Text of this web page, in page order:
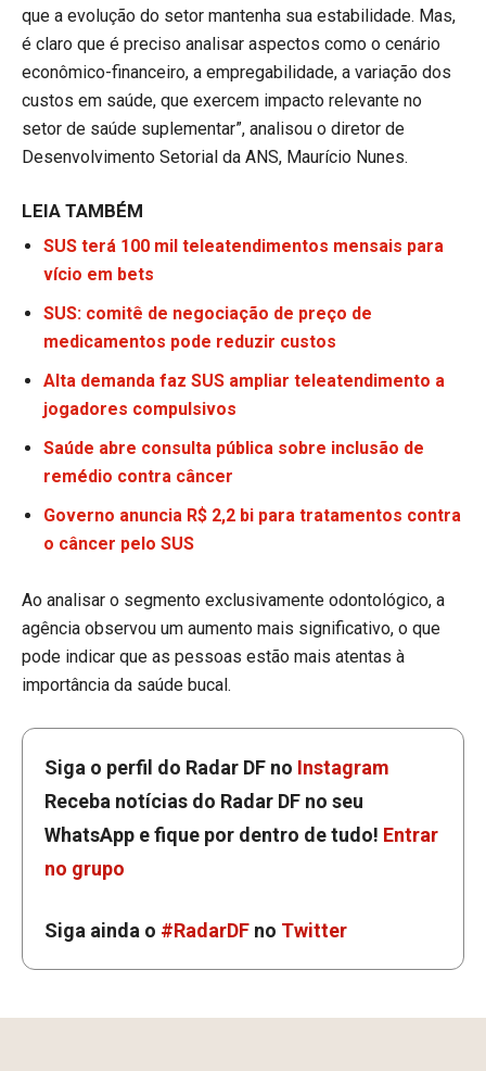
que a evolução do setor mantenha sua estabilidade. Mas,
é claro que é preciso analisar aspectos como o cenário
econômico-financeiro, a empregabilidade, a variação dos
custos em saúde, que exercem impacto relevante no
setor de saúde suplementar”, analisou o diretor de
Desenvolvimento Setorial da ANS, Maurício Nunes.
LEIA TAMBÉM
SUS terá 100 mil teleatendimentos mensais para
vício em bets
SUS: comitê de negociação de preço de
medicamentos pode reduzir custos
Alta demanda faz SUS ampliar teleatendimento a
jogadores compulsivos
Saúde abre consulta pública sobre inclusão de
remédio contra câncer
Governo anuncia R$ 2,2 bi para tratamentos contra
o câncer pelo SUS
Ao analisar o segmento exclusivamente odontológico, a
agência observou um aumento mais significativo, o que
pode indicar que as pessoas estão mais atentas à
importância da saúde bucal.
Siga o perfil do Radar DF no Instagram
Receba notícias do Radar DF no seu
WhatsApp e fique por dentro de tudo! Entrar
no grupo
Siga ainda o #RadarDF no Twitter